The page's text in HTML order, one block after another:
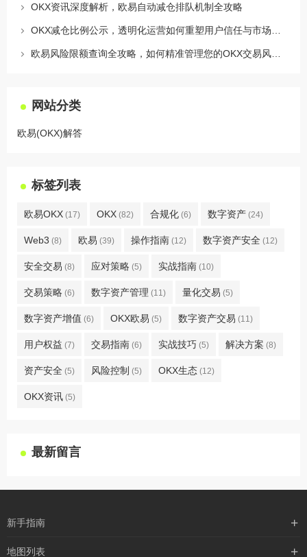
OKX资讯深度解析，欧易自动减仓排队机制全攻略
网站分类
欧易(OKX)解答
标签列表
欧易OKX (17) OKX (82) 合规化 (6) 数字资产 (24)
Web3 (8) 欧易 (39) 操作指南 (12) 数字资产安全 (12)
安全交易 (8) 应对策略 (5) 实战指南 (10)
交易策略 (6) 数字资产管理 (11) 量化交易 (5)
数字资产增值 (6) OKX欧易 (5) 数字资产交易 (11)
用户权益 (7) 交易指南 (6) 实战技巧 (5) 解决方案 (8)
资产安全 (5) 风险控制 (5) OKX生态 (12)
OKX资讯 (5)
最新留言
新手指南
购买流程
地图列表